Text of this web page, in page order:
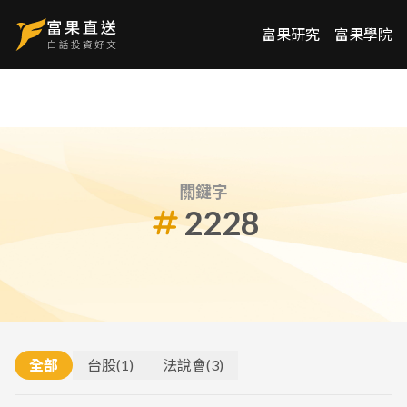
富果研究 富果學院
關鍵字
2228
全部 台股(1) 法說會(3)